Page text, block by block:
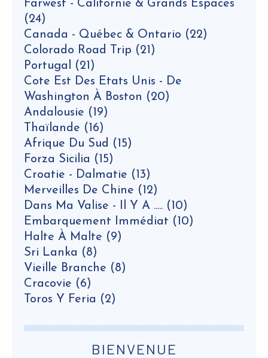
Farwest - Californie & Grands Espaces
(24)
Canada - Québec & Ontario (22)
Colorado Road Trip (21)
Portugal (21)
Cote Est Des Etats Unis - De
Washington À Boston (20)
Andalousie (19)
Thaïlande (16)
Afrique Du Sud (15)
Forza Sicilia (15)
Croatie - Dalmatie (13)
Merveilles De Chine (12)
Dans Ma Valise - Il Y A ..... (10)
Embarquement Immédiat (10)
Halte À Malte (9)
Sri Lanka (8)
Vieille Branche (8)
Cracovie (6)
Toros Y Feria (2)
BIENVENUE